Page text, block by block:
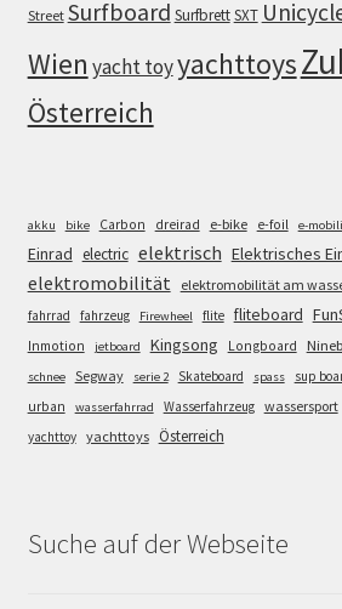
Street Surfboard SurfbrettSXT
Wien yacht toyyachttoys
Österreich
akku bike Carbon dreirad e-bike e-foil e-
Einrad electric elektrisch Elektrisches
elektromobilität elektromobilität am
fahrrad
fahrzeug Firewheel flite fliteboard
Inmotion jetboard Kingsong Longboard
schnee Segway serie 2 Skateboard spass sup
urban wasserfahrrad Wasserfahrzeug wassersport
yachttoy yachttoys Österreich
Suche auf der Webseite